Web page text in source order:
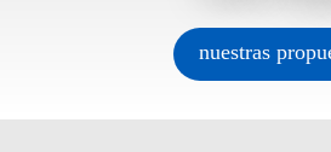
nuestras